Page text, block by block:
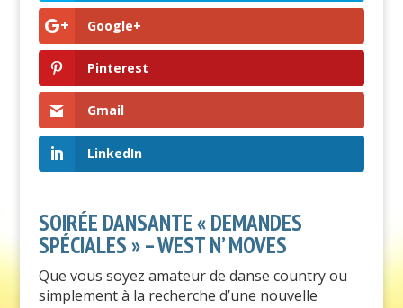
Google+
Pinterest
Gmail
LinkedIn
SOIRÉE DANSANTE « DEMANDES
SPÉCIALES » – WEST N’ MOVES
Que vous soyez amateur de danse country ou
simplement à la recherche d’une nouvelle